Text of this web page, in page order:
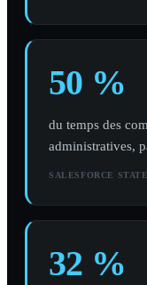
50 %
du temps des
administratives,
SALESFORCE
32 %